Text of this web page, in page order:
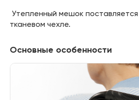
Утепленный мешок
тканевом чехле.
Основные особенности